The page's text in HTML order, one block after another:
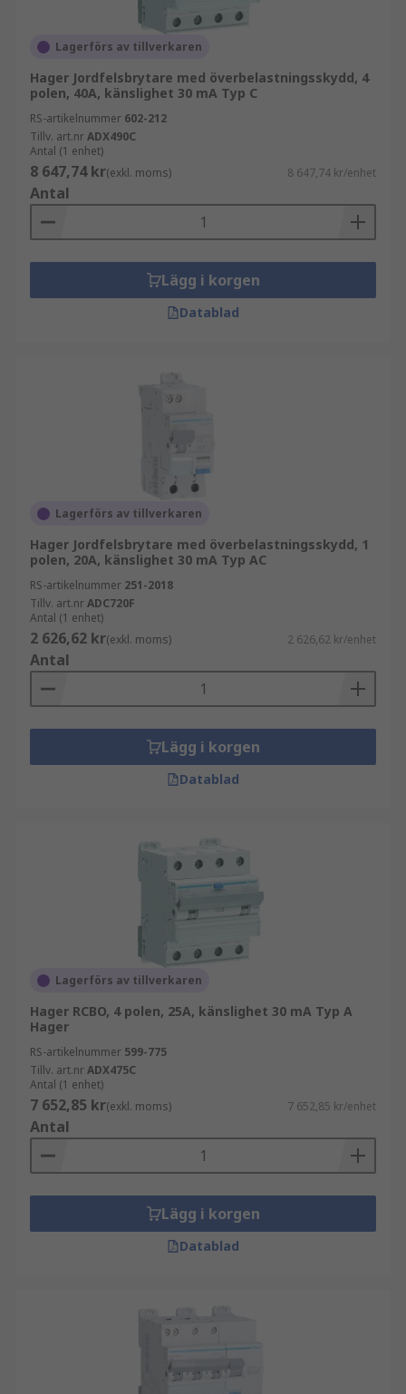
Lagerförs av tillverkaren
Hager Jordfelsbrytare med överbelastningsskydd, 4
polen, 40A, känslighet 30 mA Typ C
RS-artikelnummer 602-212
Tillv. art.nrADX490C
Antal (1 enhet)
8 647,74 kr(exkl. moms) 8 647,74 kr/enhet
Antal
Lägg i korgen
Datablad
Lagerförs av tillverkaren
Hager Jordfelsbrytare med överbelastningsskydd, 1
polen, 20A, känslighet 30 mA Typ AC
RS-artikelnummer 251-2018
Tillv. art.nrADC720F
Antal (1 enhet)
2 626,62 kr(exkl. moms) 2 626,62 kr/enhet
Antal
Lägg i korgen
Datablad
Lagerförs av tillverkaren
Hager RCBO, 4 polen, 25A, känslighet 30 mA Typ A
Hager
RS-artikelnummer 599-775
Tillv. art.nrADX475C
Antal (1 enhet)
7 652,85 kr(exkl. moms) 7 652,85 kr/enhet
Antal
Lägg i korgen
Datablad